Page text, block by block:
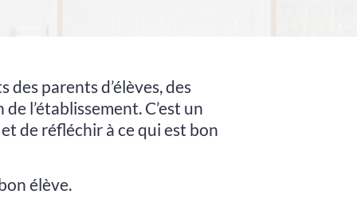
parents d’élèves, des
l’établissement. C’est un
de réfléchir à ce qui est bon
élève.